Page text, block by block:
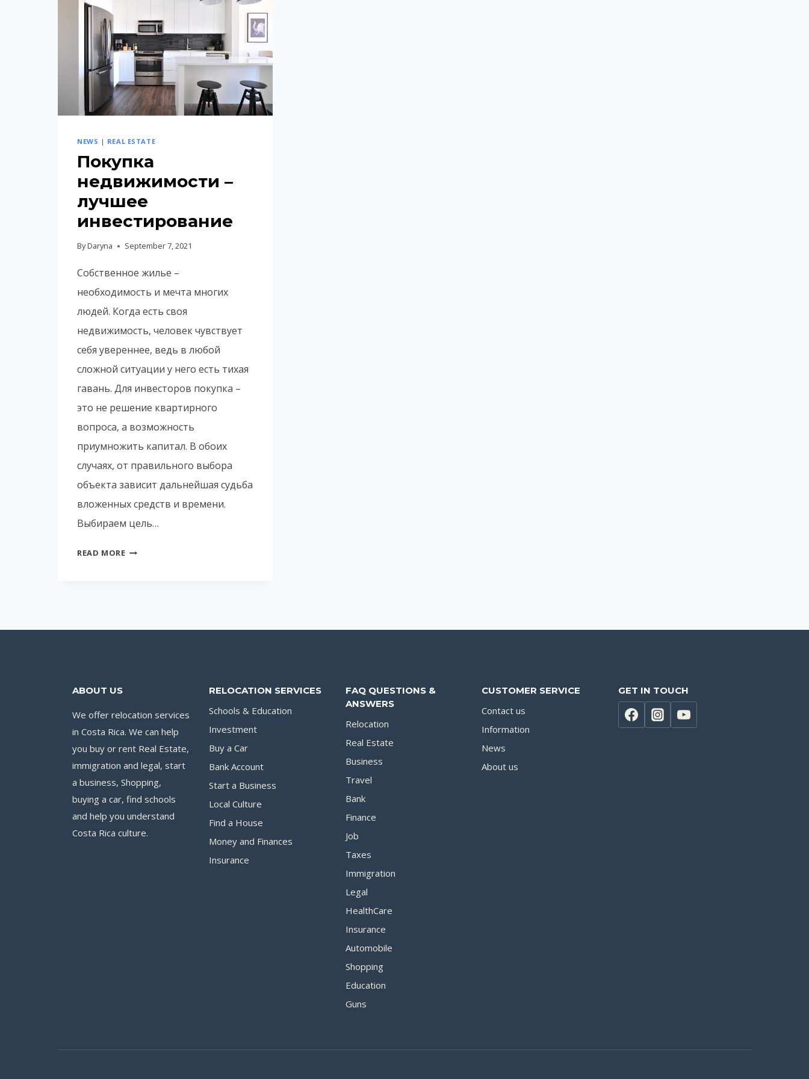
NEWS | REAL ESTATE
Покупка
недвижимости –
лучшее
инвестирование
ByDaryna September 7, 2021
Собственное жилье –
необходимость и мечта многих
людей. Когда есть своя
недвижимость, человек чувствует
себя увереннее, ведь в любой
сложной ситуации у него есть тихая
гавань. Для инвесторов покупка –
это не решение квартирного
вопроса, а возможность
приумножить капитал. В обоих
случаях, от правильного выбора
объекта зависит дальнейшая судьба
вложенных средств и времени.
Выбираем цель…
READ MOREПОКУПКА
ABOUT US
We offer relocation services
in Costa Rica. We can help
you buy or rent Real Estate,
immigration and legal, start
a business, Shopping,
buying a car, find schools
and help you understand
Costa Rica culture.
RELOCATION SERVICES
Schools & Education
Investment
Buy a Car
Bank Account
Start a Business
Local Culture
Find a House
Money and Finances
Insurance
FAQ QUESTIONS &
ANSWERS
Relocation
Real Estate
Business
Travel
Bank
Finance
Job
Taxes
Immigration
Legal
HealthCare
Insurance
Automobile
Shopping
Education
Guns
CUSTOMER SERVICE
Contact us
Information
News
About us
GET IN TOUCH